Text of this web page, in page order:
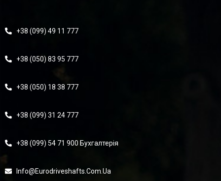
+38 (099) 49 11 777
+38 (050) 83 95 777
+38 (050) 18 38 777
+38 (099) 31 24 777
+38 (099) 54 71 900 Бухгалтерія
Info@eurodriveshafts.com.ua